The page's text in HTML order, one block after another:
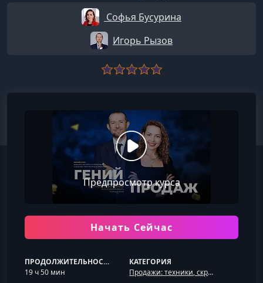
Софья Бусурина
Игорь Рызов
Предпросмотр курса
Начать Сейчас
ПРОДОЛЖИТЕЛЬНОСТЬ
19 ч 50 мин
КАТЕГОРИЯ
Продажи: техники, скрипты и отдел продаж